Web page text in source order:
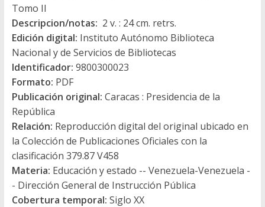
Tomo II
Descripcion/notas: 2 v. : 24 cm. retrs.
Edición digital: Instituto Autónomo Biblioteca
Nacional y de Servicios de Bibliotecas
Identificador: 9800300023
Formato: PDF
Publicación original: Caracas : Presidencia de la
República
Relación: Reproducción digital del original ubicado en
la Colección de Publicaciones Oficiales con la
clasificación 379.87 V458
Materia: Educación y estado -- Venezuela-Venezuela -
- Dirección General de Instrucción Pública
Cobertura temporal: Siglo XX